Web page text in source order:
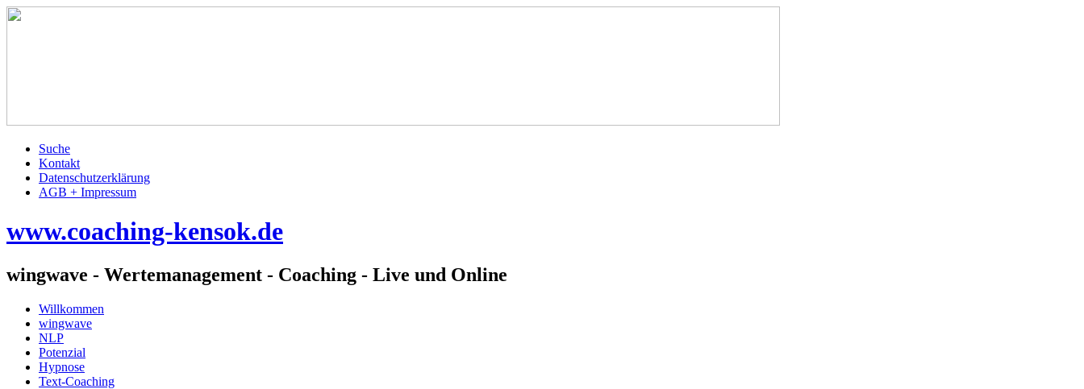
Suche
Kontakt
Datenschutzerklärung
AGB + Impressum
www.coaching-kensok.de
wingwave - Wertemanagement - Coaching - Live und Online
Willkommen
wingwave
NLP
Potenzial
Hypnose
Text-Coaching